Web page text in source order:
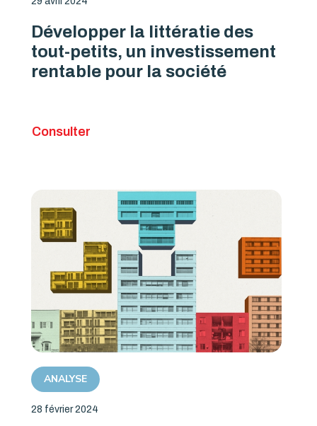
Développer la littératie des
tout-petits, un investissement
rentable pour la société
Consulter
ANALYSE
28 février 2024